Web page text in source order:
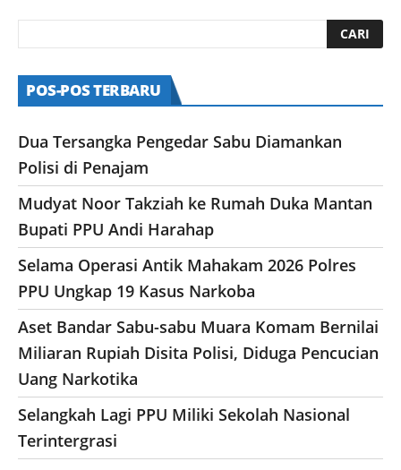
POS-POS TERBARU
Dua Tersangka Pengedar Sabu Diamankan
Polisi di Penajam
Mudyat Noor Takziah ke Rumah Duka Mantan
Bupati PPU Andi Harahap
Selama Operasi Antik Mahakam 2026 Polres
PPU Ungkap 19 Kasus Narkoba
Aset Bandar Sabu-sabu Muara Komam Bernilai
Miliaran Rupiah Disita Polisi, Diduga Pencucian
Uang Narkotika
Selangkah Lagi PPU Miliki Sekolah Nasional
Terintergrasi